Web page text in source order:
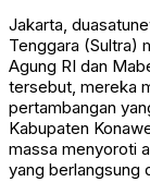
Jakarta,
Tenggara (Sultra)
Agung RI dan
tersebut, mereka
pertambangan
Kabupaten
massa menyoroti
yang berlangsung